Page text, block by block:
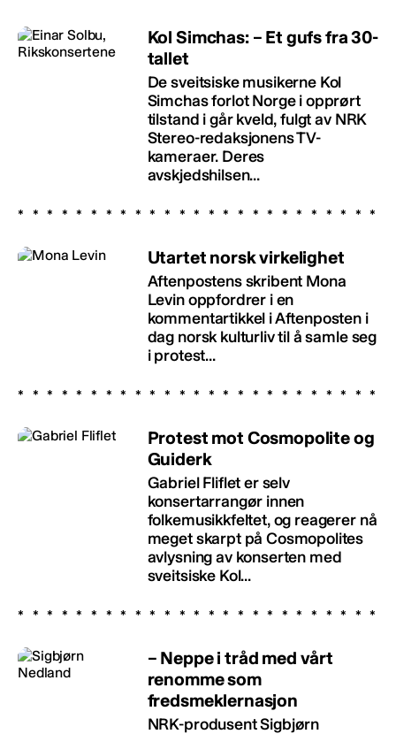
Kol Simchas: – Et gufs fra 30-
tallet
De sveitsiske musikerne Kol
Simchas forlot Norge i opprørt
tilstand i går kveld, fulgt av NRK
Stereo-redaksjonens TV-
kameraer. Deres
avskjedshilsen...
Utartet norsk virkelighet
Aftenpostens skribent Mona
Levin oppfordrer i en
kommentartikkel i Aftenposten i
dag norsk kulturliv til å samle seg
i protest...
Protest mot Cosmopolite og
Guiderk
Gabriel Fliflet er selv
konsertarrangør innen
folkemusikkfeltet, og reagerer nå
meget skarpt på Cosmopolites
avlysning av konserten med
sveitsiske Kol...
– Neppe i tråd med vårt
renomme som
fredsmeklernasjon
NRK-produsent Sigbjørn